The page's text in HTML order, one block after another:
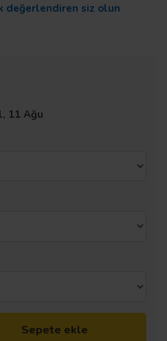
değerlendiren siz olun
11 Ağu
Sepete ekle